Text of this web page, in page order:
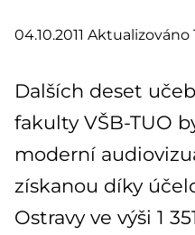
04.10.2011 Aktualizováno
Dalších deset
fakulty VŠB-TUO
moderní
získanou díky
Ostravy ve výši 1